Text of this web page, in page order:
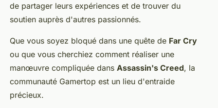
de partager leurs expériences et de trouver du
soutien auprès d'autres passionnés.
Que vous soyez bloqué dans une quête de Far Cry
ou que vous cherchiez comment réaliser une
manœuvre compliquée dans Assassin's Creed, la
communauté Gamertop est un lieu d'entraide
précieux.